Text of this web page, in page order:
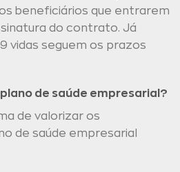
beneficiários que entrarem
do contrato. Já
vidas seguem os prazos
de saúde empresarial?
de valorizar os
de saúde empresarial